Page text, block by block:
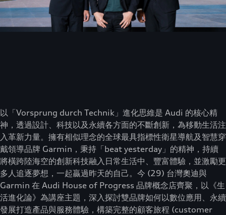
以「Vorsprung durch Technik」進化思維是 Audi 的核心精
神，透過設計、科技以及永續各方面的不斷創新，為移動生活注
入革新力量。擁有相似理念的全球最具指標性衛星導航及智慧穿
戴領導品牌 Garmin，秉持「beat yesterday」的精神，持續
將橫跨陸海空的創新科技融入日常生活中、豐富體驗，並激勵更
多人追逐夢想，一起贏過昨天的自己。今 (29) 台灣奧迪與
Garmin 在 Audi House of Progress 品牌概念店齊聚，以《生
活進化論》為講座主題，深入探討雙品牌如何以數位應用、永續
發展打造產品與服務體驗，構築完整的顧客旅程 (customer